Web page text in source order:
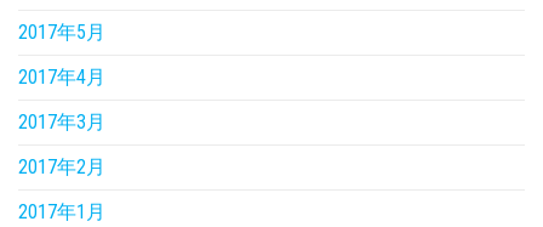
2017年5月
2017年4月
2017年3月
2017年2月
2017年1月